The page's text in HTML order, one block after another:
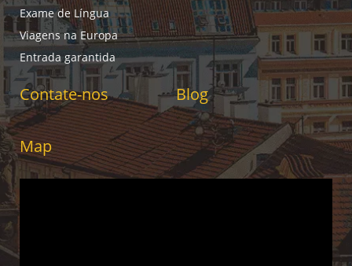
Exame de Língua
Viagens na Europa
Entrada garantida
Contate-nos Blog
Map